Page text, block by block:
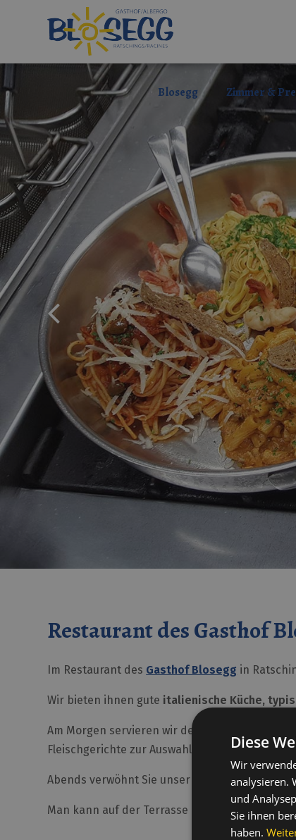
Blosegg Zimmer &
Restaurant des Gasthof
Im Restaurant des Gasthof Blosegg in
Wir bieten ihnen gute italienische Küche,
Am Morgen servieren wir den Gästen ein
Fleischgerichte zur Auswahl.
Abends verwöhnt Sie unser Küchenteam mit
Man kann auf der Terrasse mit einem
Diese
Wir
analysieren.
und
Sie ihnen
haben.